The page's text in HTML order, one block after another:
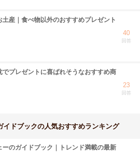
土産｜食べ物以外のおすすめプレゼント
40
回答
でプレゼントに喜ばれそうなおすすめ商
23
回答
イドブックの人気おすすめランキング
ーのガイドブック｜トレンド満載の最新